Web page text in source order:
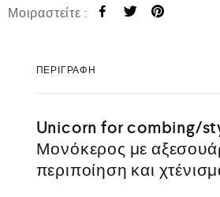
Μοιραστείτε :
ΠΕΡΙΓΡΑΦΉ
Unicorn for combing/
Μονόκερος με
περιποίηση και